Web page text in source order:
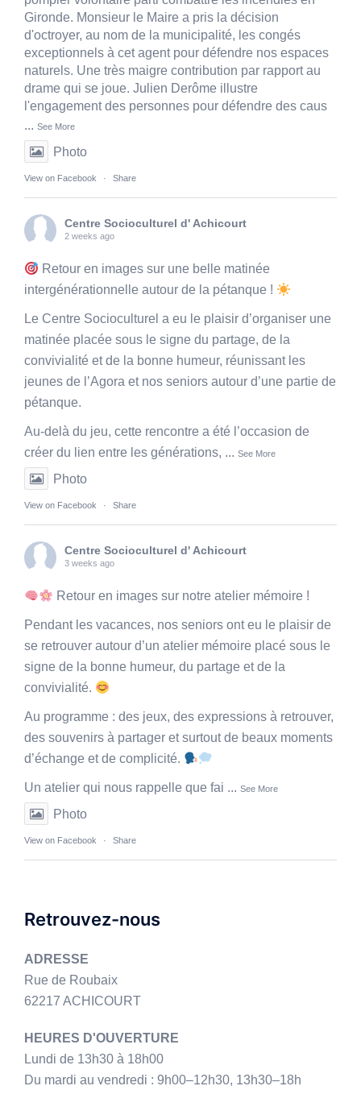
Gironde. Monsieur le Maire a pris la décision
d'octroyer, au nom de la municipalité, les congés
exceptionnels à cet agent pour défendre nos espaces
naturels. Une très maigre contribution par rapport au
drame qui se joue. Julien Derôme illustre
l'engagement des personnes pour défendre des caus
... See More
Photo
View on Facebook · Share
Centre Socioculturel d' Achicourt
2 weeks ago
Retour en images sur une belle matinée
intergénérationnelle autour de la pétanque !
Le Centre Socioculturel a eu le plaisir d’organiser une
matinée placée sous le signe du partage, de la
convivialité et de la bonne humeur, réunissant les
jeunes de l’Agora et nos seniors autour d’une partie de
pétanque.
Au-delà du jeu, cette rencontre a été l’occasion de
créer du lien entre les générations, ... See More
Photo
View on Facebook · Share
Centre Socioculturel d' Achicourt
3 weeks ago
Retour en images sur notre atelier mémoire !
Pendant les vacances, nos seniors ont eu le plaisir de
se retrouver autour d’un atelier mémoire placé sous le
signe de la bonne humeur, du partage et de la
convivialité.
Au programme : des jeux, des expressions à retrouver,
des souvenirs à partager et surtout de beaux moments
d’échange et de complicité.
Un atelier qui nous rappelle que fai ... See More
Photo
View on Facebook · Share
Retrouvez-nous
ADRESSE
Rue de Roubaix
62217 ACHICOURT
HEURES D'OUVERTURE
Lundi de 13h30 à 18h00
Du mardi au vendredi : 9h00–12h30, 13h30–18h